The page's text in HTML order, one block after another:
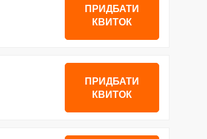
ПРИДБАТИ
КВИТОК
ПРИДБАТИ
КВИТОК